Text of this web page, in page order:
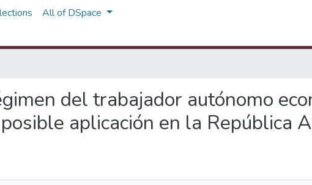
All of DSpace
del trabajador autónomo
aplicación en la República